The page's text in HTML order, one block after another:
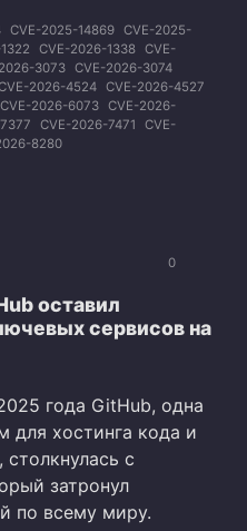
CVE-2025-14869 CVE-2025-
CVE-2026-1338 CVE-
3073 CVE-2026-3074
2026-4524 CVE-2026-4527
CVE-2026-6073 CVE-2026-
CVE-2026-7471
CVE-
8280
0
оставил
сервисов на
года GitHub, одна
для хостинга кода и
с
затронул
по всему миру.